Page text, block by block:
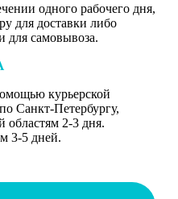
одного рабочего дня,
для доставки либо
для самовывоза.
курьерской
Санкт-Петербургу,
областям 2-3 дня.
3-5 дней.